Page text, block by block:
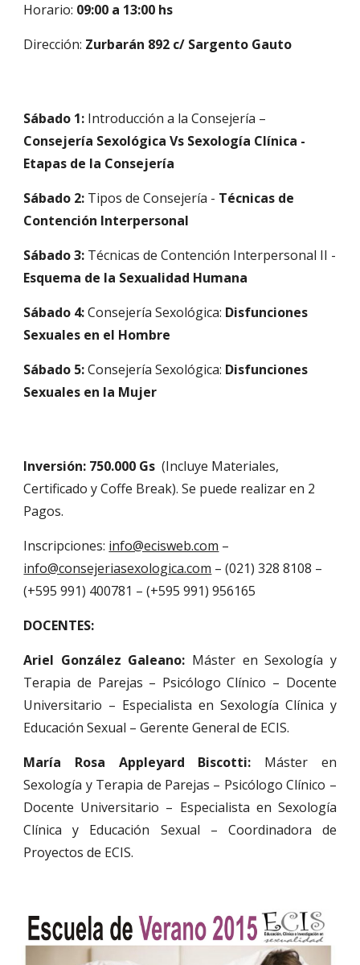
Horario: 09:00 a 13:00 hs
Dirección: Zurbarán 892 c/ Sargento Gauto
Sábado 1: Introducción a la Consejería –
Consejería Sexológica Vs Sexología Clínica -
Etapas de la Consejería
Sábado 2: Tipos de Consejería - Técnicas de
Contención Interpersonal
Sábado 3: Técnicas de Contención Interpersonal II -
Esquema de la Sexualidad Humana
Sábado 4:Consejería Sexológica: Disfunciones
Sexuales en el Hombre
Sábado 5:Consejería Sexológica: Disfunciones
Sexuales en la Mujer
Inversión: 750.000 Gs(Incluye Materiales,
Certificado y Coffe Break). Se puede realizar en 2
Pagos.
Inscripciones: info@ecisweb.com –
info@consejeriasexologica.com – (021) 328 8108 –
(+595 991) 400781 – (+595 991) 956165
DOCENTES:
Ariel González Galeano: Máster en Sexología y
Terapia de Parejas – Psicólogo Clínico – Docente
Universitario – Especialista en Sexología Clínica y
Educación Sexual – Gerente General de ECIS.
María Rosa Appleyard Biscotti: Máster en
Sexología y Terapia de Parejas – Psicólogo Clínico –
Docente Universitario – Especialista en Sexología
Clínica y Educación Sexual – Coordinadora de
Proyectos de ECIS.